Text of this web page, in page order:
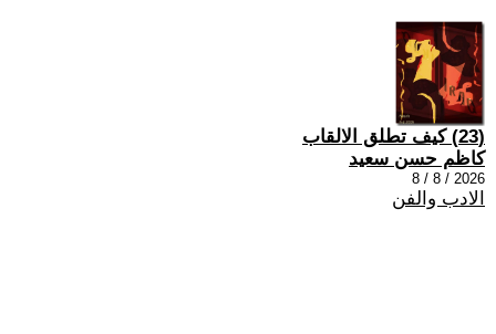
(23) كيف تطلق الالقاب
كاظم حسن سعيد
2026 / 8 / 8
الادب والفن